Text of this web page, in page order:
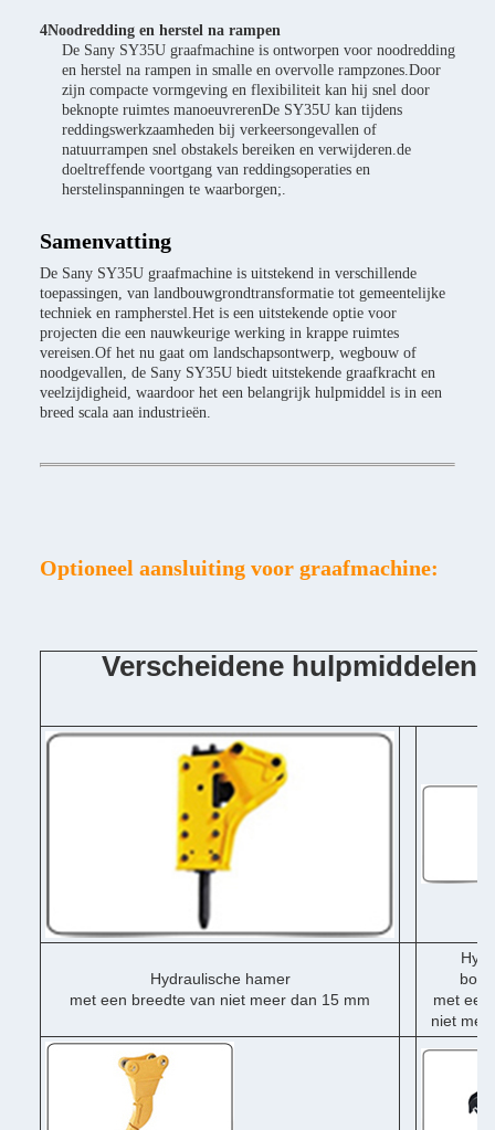
4Noodredding en herstel na rampen
De Sany SY35U graafmachine is ontworpen voor noodredding
en herstel na rampen in smalle en overvolle rampzones.Door
zijn compacte vormgeving en flexibiliteit kan hij snel door
beknopte ruimtes manoeuvrerenDe SY35U kan tijdens
reddingswerkzaamheden bij verkeersongevallen of
natuurrampen snel obstakels bereiken en verwijderen.de
doeltreffende voortgang van reddingsoperaties en
herstelinspanningen te waarborgen;.
Samenvatting
De Sany SY35U graafmachine is uitstekend in verschillende
toepassingen, van landbouwgrondtransformatie tot gemeentelijke
techniek en rampherstel.Het is een uitstekende optie voor
projecten die een nauwkeurige werking in krappe ruimtes
vereisen.Of het nu gaat om landschapsontwerp, wegbouw of
noodgevallen, de Sany SY35U biedt uitstekende graafkracht en
veelzijdigheid, waardoor het een belangrijk hulpmiddel is in een
breed scala aan industrieën.
Optioneel aansluiting voor graafmachine:
Verscheidene hulpmiddelen
Hydraulische hamer
met een breedte van niet meer dan 15 mm
met een
niet